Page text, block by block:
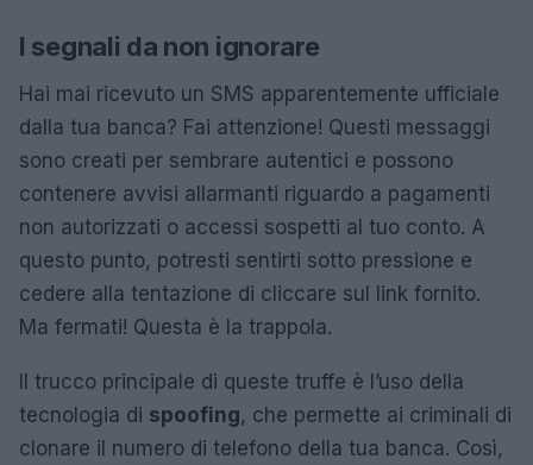
I segnali da non ignorare
Hai mai ricevuto un SMS apparentemente ufficiale
dalla tua banca? Fai attenzione! Questi messaggi
sono creati per sembrare autentici e possono
contenere avvisi allarmanti riguardo a pagamenti
non autorizzati o accessi sospetti al tuo conto. A
questo punto, potresti sentirti sotto pressione e
cedere alla tentazione di cliccare sul link fornito.
Ma fermati! Questa è la trappola.
Il trucco principale di queste truffe è l’uso della
tecnologia di spoofing, che permette ai criminali di
clonare il numero di telefono della tua banca. Così,